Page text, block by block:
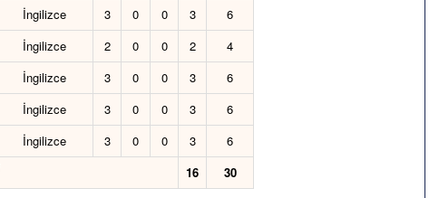
İngilizce 3 0 0 3
6
İngilizce 2 0 0 2
4
İngilizce 3 0 0 3
6
İngilizce 3 0 0 3
6
İngilizce 3 0 0 3
6
16 30